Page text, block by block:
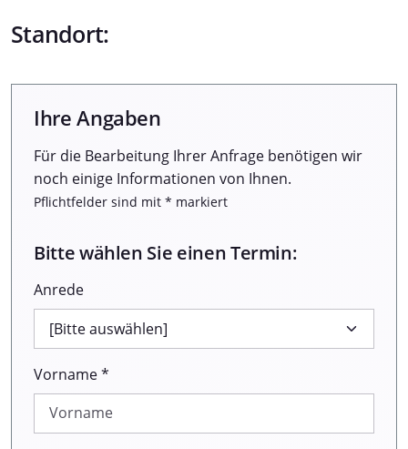
Standort:
Ihre Angaben
Für die Bearbeitung Ihrer Anfrage benötigen wir
noch einige Informationen von Ihnen.
Pflichtfelder sind mit * markiert
Bitte wählen Sie einen Termin:
Anrede
Vorname *